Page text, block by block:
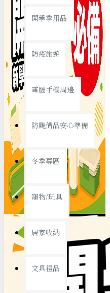
19元專區
39元專區
節慶熱賣
春節/新年
開學季用品
防疫旅遊
電腦手機周邊
防颱備品安心準備
冬季專區
寵物/玩具
居家收納
文具禮品